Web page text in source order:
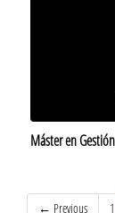
Máster en
← Previous 1